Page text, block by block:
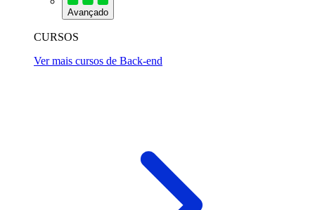
Avançado
CURSOS
Ver mais cursos de Back-end